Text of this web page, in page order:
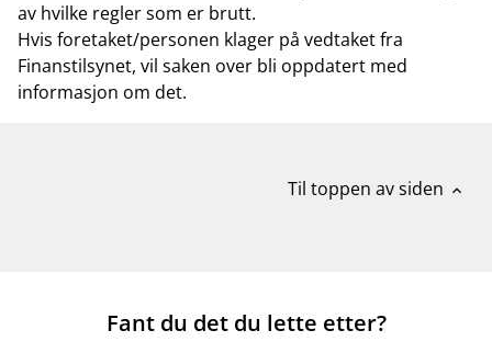
av hvilke regler som er brutt.
Hvis foretaket/personen klager på vedtaket fra
Finanstilsynet, vil saken over bli oppdatert med
informasjon om det.
Til toppen av siden expand_less
Fant du det du lette etter?